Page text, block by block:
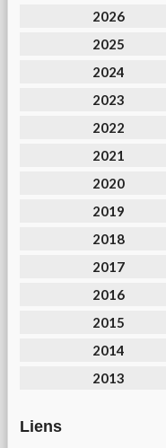
2026
2025
2024
2023
2022
2021
2020
2019
2018
2017
2016
2015
2014
2013
Liens